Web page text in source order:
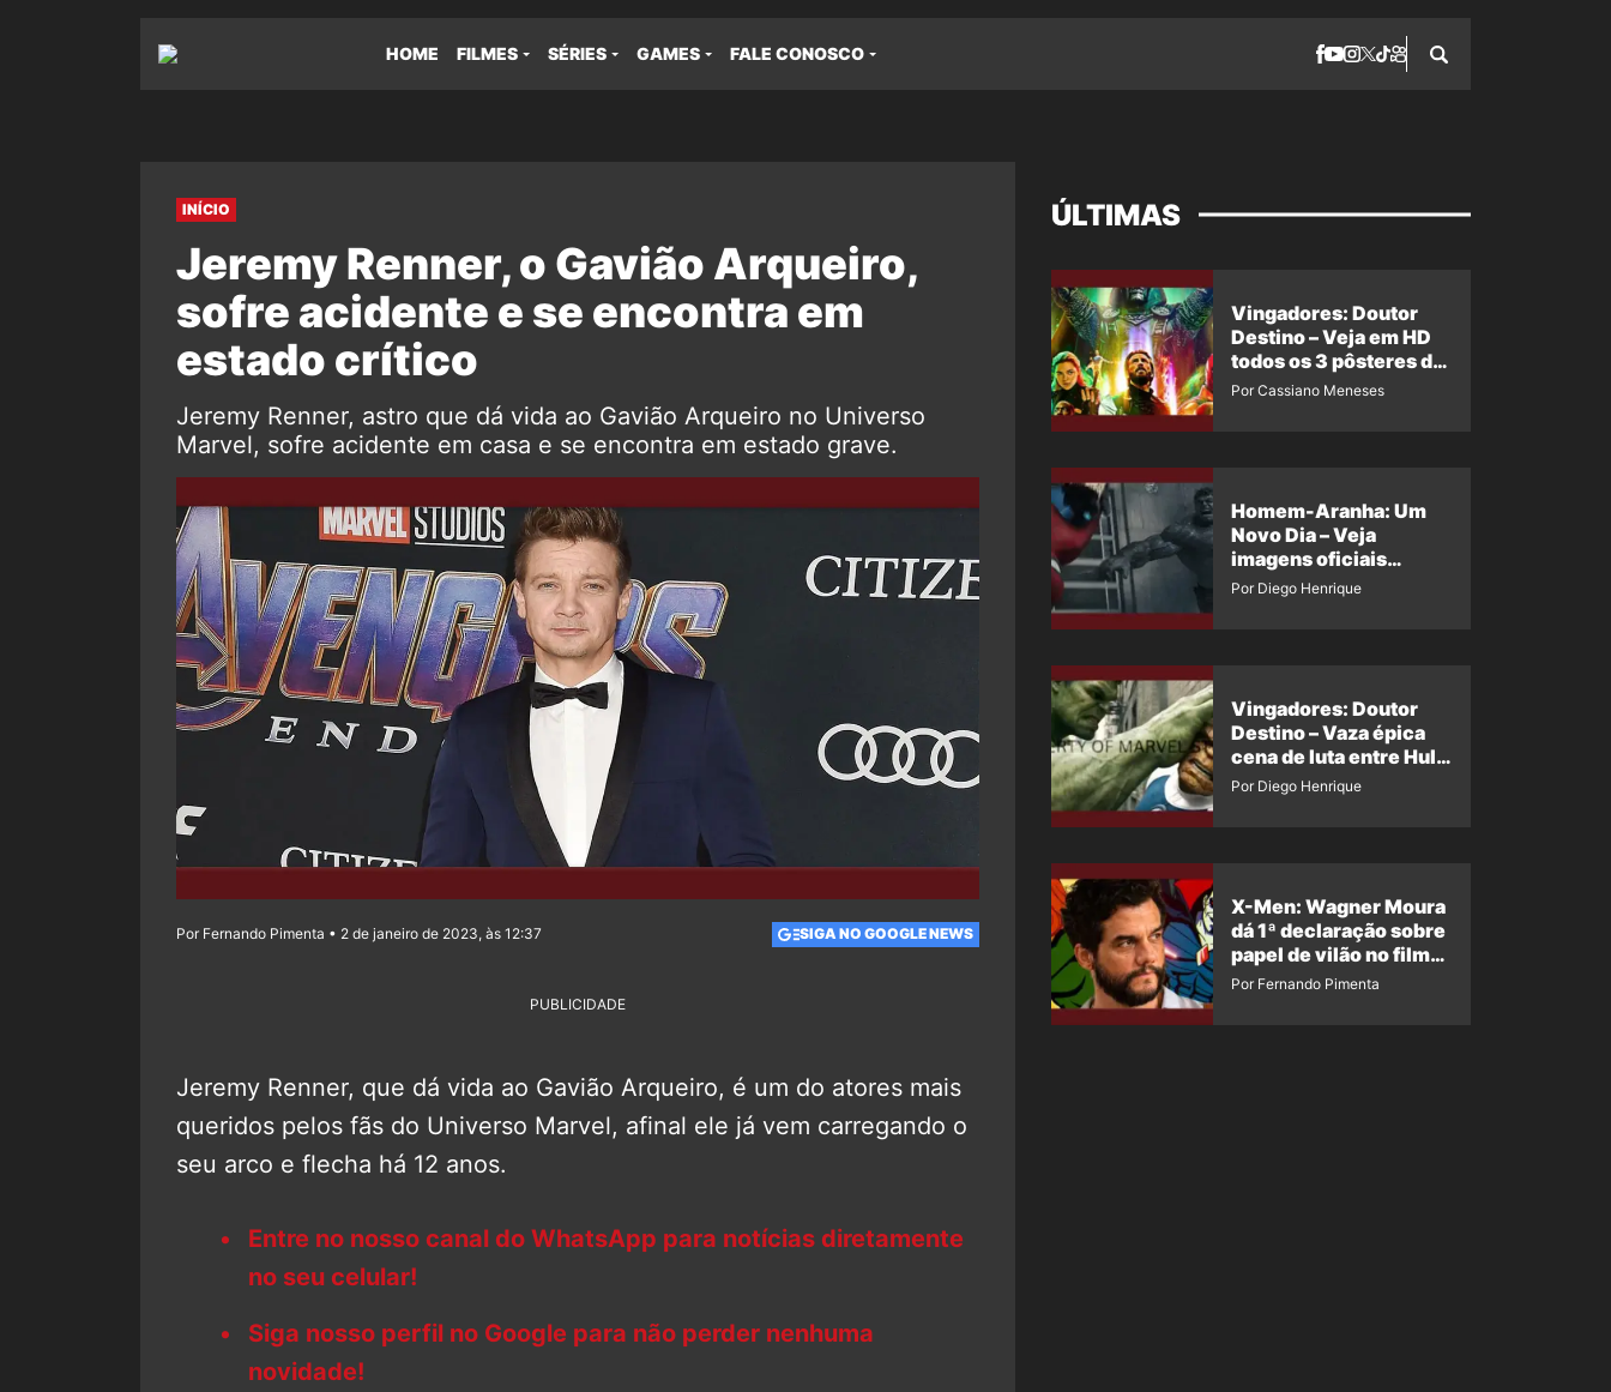
HOME FILMES SÉRIES GAMES FALE CONOSCO
INÍCIO
Jeremy Renner, o Gavião Arqueiro,
sofre acidente e se encontra em
estado crítico
Jeremy Renner, astro que dá vida ao Gavião Arqueiro no Universo
Marvel, sofre acidente em casa e se encontra em estado grave.
Por Fernando Pimenta • 2 de janeiro de 2023, às 12:37 SIGA NO GOOGLE NEWS
PUBLICIDADE
Jeremy Renner, que dá vida ao Gavião Arqueiro, é um do atores mais
queridos pelos fãs do Universo Marvel, afinal ele já vem carregando o
seu arco e flecha há 12 anos.
Entre no nosso canal do WhatsApp para notícias diretamente
no seu celular!
Siga nosso perfil no Google para não perder nenhuma
novidade!
ÚLTIMAS
Vingadores: Doutor
Destino – Veja em HD
todos os 3 pôsteres de
‘Doomsday’ + 1 imagem
Por Cassiano Meneses
Homem-Aranha: Um
Novo Dia – Veja
imagens oficiais
descartadas do Hulk
Por Diego Henrique
Vingadores: Doutor
Destino – Vaza épica
cena de luta entre Hulk
e o Coisa
Por Diego Henrique
X-Men: Wagner Moura
dá 1ª declaração sobre
papel de vilão no filme
da Marvel
Por Fernando Pimenta